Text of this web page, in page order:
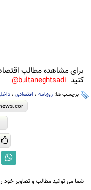
برای مشاهده مطالب
کنید bultaneghtsadi@
برچسب ها: روزنامه ، اقتصادی ،
شما می توانید مطالب و تصاویر خود